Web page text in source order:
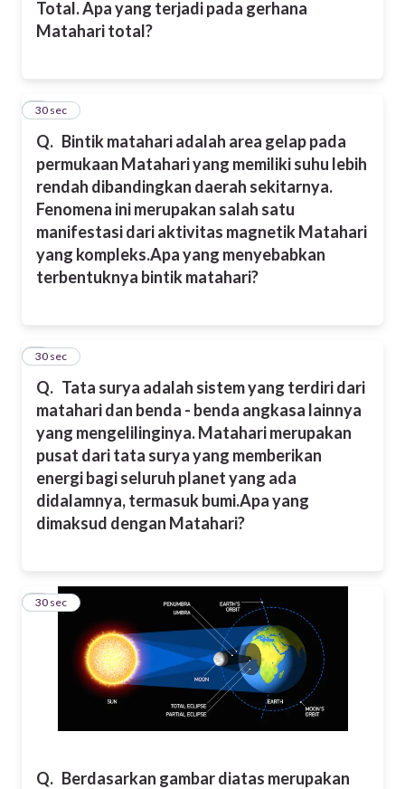
Total. Apa yang terjadi pada gerhana
Matahari total?
Q. Bintik matahari adalah area gelap pada
permukaan Matahari yang memiliki suhu lebih
rendah dibandingkan daerah sekitarnya.
Fenomena ini merupakan salah satu
manifestasi dari aktivitas magnetik Matahari
yang kompleks.Apa yang menyebabkan
terbentuknya bintik matahari?
6
30 sec
Q. Tata surya adalah sistem yang terdiri dari
matahari dan benda - benda angkasa lainnya
yang mengelilinginya. Matahari merupakan
pusat dari tata surya yang memberikan
energi bagi seluruh planet yang ada
didalamnya, termasuk bumi.Apa yang
dimaksud dengan Matahari?
7
30 sec
Q. Berdasarkan gambar diatas merupakan
8
30 sec